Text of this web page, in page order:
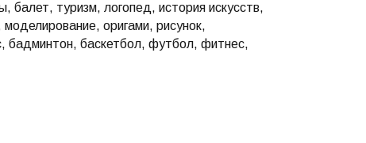
туризм, логопед, история искусств,
оригами, рисунок,
бадминтон, баскетбол, футбол, фитнес,